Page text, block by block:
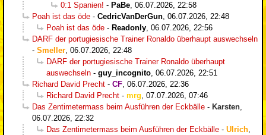
0:1 Spanien! - PaBe, 06.07.2026, 22:58
Poah ist das öde - CedricVanDerGun, 06.07.2026, 22:48
Poah ist das öde - Readonly, 06.07.2026, 22:56
DARF der portugiesische Trainer Ronaldo überhaupt auswechseln
- Smeller, 06.07.2026, 22:48
DARF der portugiesische Trainer Ronaldo überhaupt
auswechseln - guy_incognito, 06.07.2026, 22:51
Richard David Precht - CF, 06.07.2026, 22:36
Richard David Precht - mrg, 07.07.2026, 07:46
Das Zentimetermass beim Ausführen der Eckbälle - Karsten,
06.07.2026, 22:32
Das Zentimetermass beim Ausführen der Eckbälle - Ulrich,